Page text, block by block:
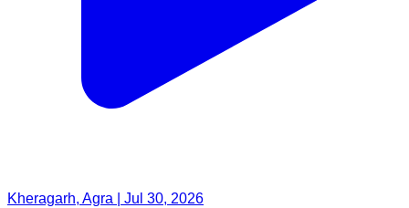
Kheragarh, Agra | Jul 30, 2026